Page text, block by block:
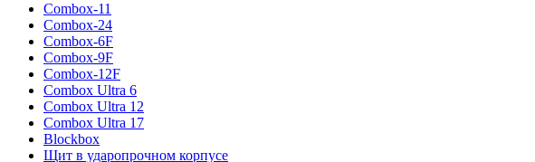
Combox-11
Combox-24
Combox-6F
Combox-9F
Combox-12F
Combox Ultra 6
Combox Ultra 12
Combox Ultra 17
Blockbox
Щит в ударопрочном корпусе